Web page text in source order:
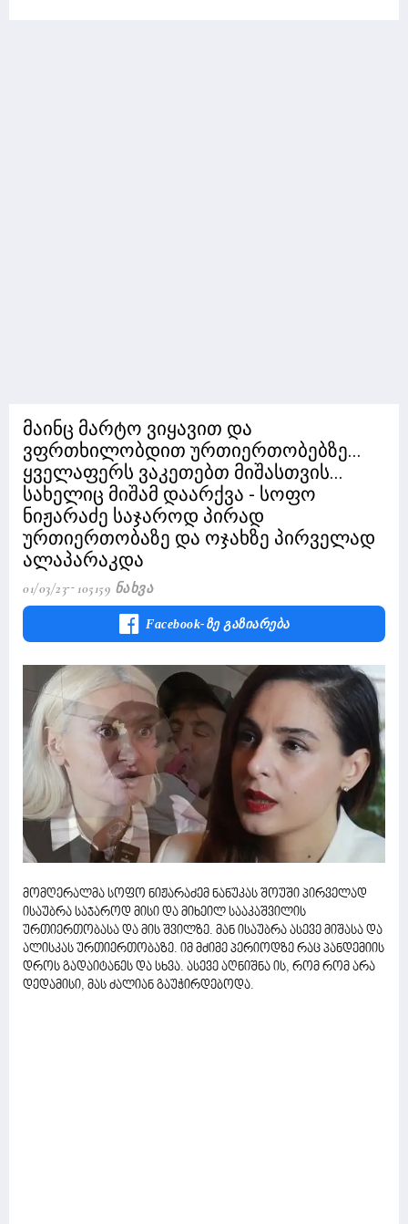
მაინც მარტო ვიყავით და
ვფრთხილობდით ურთიერთობებზე...
ყველაფერს ვაკეთებთ მიშასთვის...
სახელიც მიშამ დაარქვა - სოფო
ნიჟარაძე საჯაროდ პირად
ურთიერთობაზე და ოჯახზე პირველად
ალაპარაკდა
01/03/23 105159 Ნახვა
Facebook-Ზე Გაზიარება
მომღერალმა სოფო ნიჟარაძემ ნანუკას შოუში პირველად
ისაუბრა საჯაროდ მისი და მიხეილ სააკაშვილის
ურთიერთობასა და მის შვილზე. მან ისაუბრა ასევე მიშასა და
ალისკას ურთიერთობაზე. იმ მძიმე პერიოდზე რაც პანდემიის
დროს გადაიტანეს და სხვა. ასევე აღნიშნა ის, რომ რომ არა
დედამისი, მას ძალიან გაუჭირდებოდა.